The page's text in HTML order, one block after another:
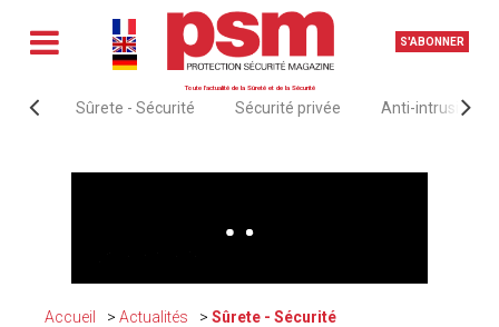
S'ABONNER
Toute l'actualité de la Sûreté et de la Sécurité
Sûrete - Sécurité Sécurité privée Anti-intrusion &
Accueil Actualités Sûrete - Sécurité